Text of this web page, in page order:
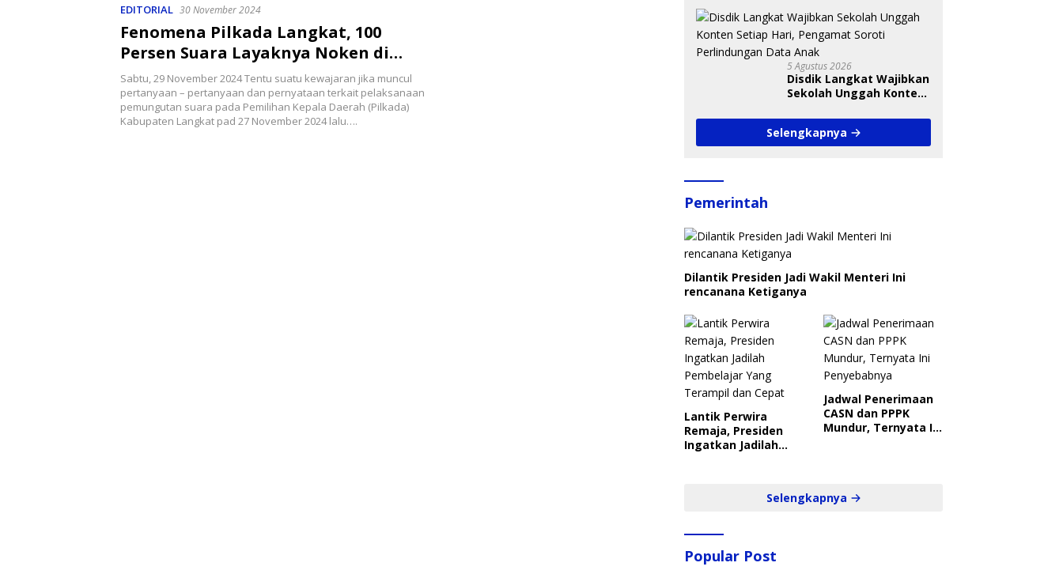
EDITORIAL 30 November 2024
Fenomena Pilkada Langkat, 100
Persen Suara Layaknya Noken di
Papua
Sabtu, 29 November 2024 Tentu suatu kewajaran jika muncul
pertanyaan – pertanyaan dan pernyataan terkait pelaksanaan
pemungutan suara pada Pemilihan Kepala Daerah (Pilkada)
Kabupaten Langkat pad 27 November 2024 lalu….
Takraw RA Cup I 2026
5 Agustus 2026
Disdik Langkat Wajibkan
Sekolah Unggah Konten
Soroti Perlindungan
Data Anak
Selengkapnya
Pemerintah
Dilantik Presiden Jadi Wakil Menteri Ini
rencanana Ketiganya
Lantik Perwira
Remaja, Presiden
Ingatkan Jadilah
Jadwal Penerimaan
CASN dan PPPK
Mundur, Ternyata Ini
Selengkapnya
Popular Post